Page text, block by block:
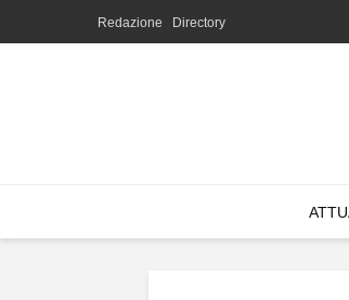
Redazione Directory